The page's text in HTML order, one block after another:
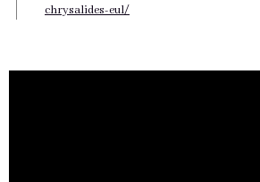
chrysalides-eul/